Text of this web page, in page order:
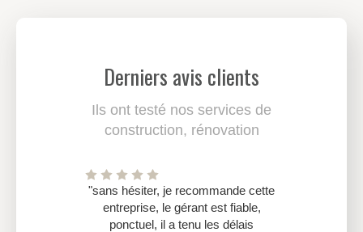
Derniers avis clients
Ils ont testé nos services de
construction, rénovation
"sans hésiter, je recommande cette
entreprise, le gérant est fiable,
ponctuel, il a tenu les délais